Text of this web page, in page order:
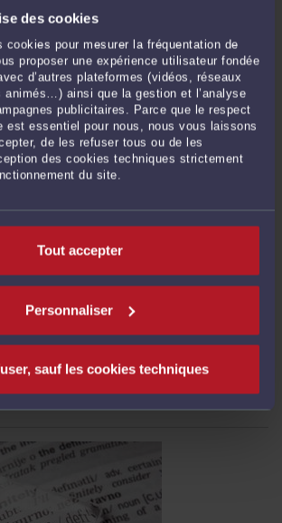
des cookies
cookies pour mesurer la fréquentation de
proposer une expérience utilisateur fondée
d’autres plateformes (vidéos, réseaux
animés…) ainsi que la gestion et l’analyse
publicitaires. Parce que le respect
est essentiel pour nous, nous vous laissons
de les refuser tous ou de les
des cookies techniques strictement
du site.
Tout accepter
Personnaliser
sauf les cookies techniques
a "pris les choses en mains", tremblez terroristes et
loi est entrée en vigueur et « nous ne sommes plus
ET COUR NATIONALE DU DROIT D'ASILE
diverses. Pour ceux qui choisissent de demander l'asile
complexe et la préparation du dossier peut faire la